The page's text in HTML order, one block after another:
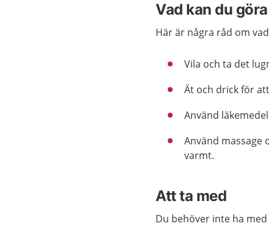
Vad kan du
Här är några råd om
Vila och ta det
Ät och drick för
Använd
Använd massage
varmt.
Att ta med
Du behöver inte ha